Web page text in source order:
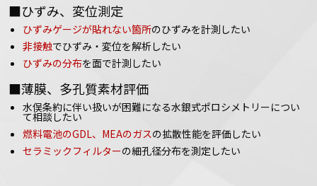
■ひずみ、変位測定
ひずみゲージが貼れない箇所のひずみを計測したい
非接触でひずみ・変位を解析したい
ひずみの分布を面で計測したい
■薄膜、多孔質素材評価
水俣条約に伴い扱いが困難になる水銀式ポロシメトリーについ
て相談したい
燃料電池のGDL、MEAのガスの拡散性能を評価したい
セラミックフィルターの細孔径分布を測定したい